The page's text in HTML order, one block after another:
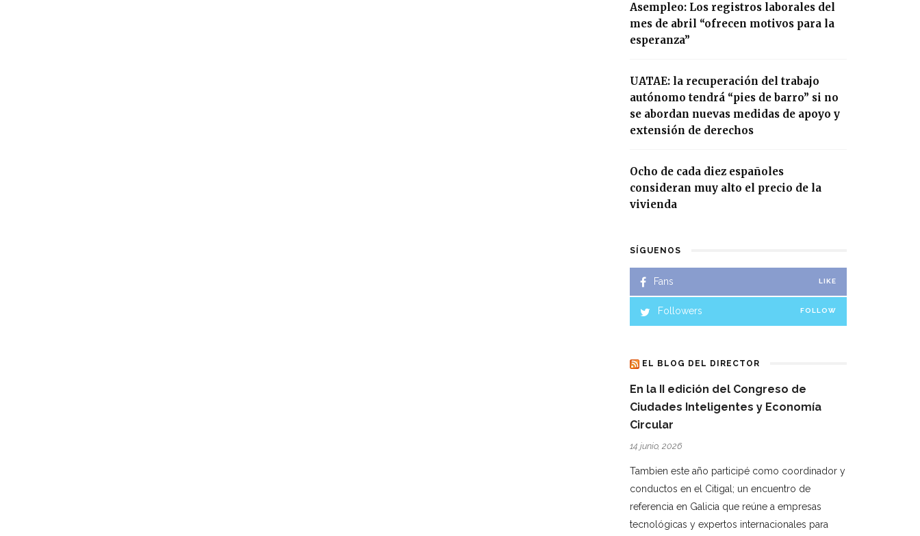
Asempleo: Los registros laborales del
mes de abril “ofrecen motivos para la
esperanza”
UATAE: la recuperación del trabajo
autónomo tendrá “pies de barro” si no
se abordan nuevas medidas de apoyo y
extensión de derechos
Ocho de cada diez españoles
consideran muy alto el precio de la
vivienda
SÍGUENOS
Fans LIKE
Followers FOLLOW
EL BLOG DEL DIRECTOR
En la II edición del Congreso de
Ciudades Inteligentes y Economía
Circular
14 junio, 2026
Tambien este año participé como coordinador y
conductos en el Citigal; un encuentro de
referencia en Galicia que reúne a empresas
tecnológicas y expertos internacionales para